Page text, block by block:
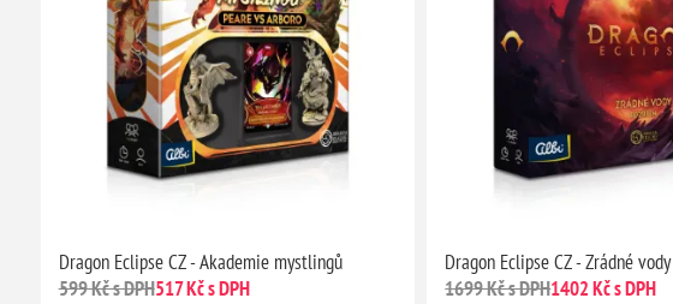
Dragon Eclipse CZ - Akademie mystlingů
599 Kč s DPH517 Kč s DPH
Dragon Eclipse CZ - Zrádné vody
1699 Kč s DPH1402 Kč s DPH